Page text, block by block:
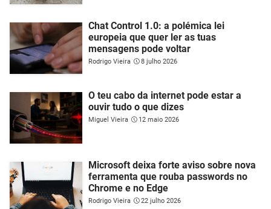
Chat Control 1.0: a polémica lei
europeia que quer ler as tuas
mensagens pode voltar
Rodrigo Vieira 8 julho 2026
O teu cabo da internet pode estar a
ouvir tudo o que dizes
Miguel Vieira 12 maio 2026
Microsoft deixa forte aviso sobre nova
ferramenta que rouba passwords no
Chrome e no Edge
Rodrigo Vieira 22 julho 2026